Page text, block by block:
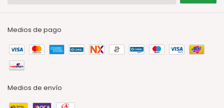
Medios de pago
Medios de envío